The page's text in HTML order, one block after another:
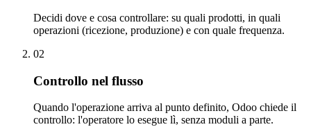
Decidi dove e cosa controllare: su quali prodotti, in quali
operazioni (ricezione, produzione) e con quale frequenza.
02
Controllo nel flusso
Quando l'operazione arriva al punto definito, Odoo chiede il
controllo: l'operatore lo esegue lì, senza moduli a parte.